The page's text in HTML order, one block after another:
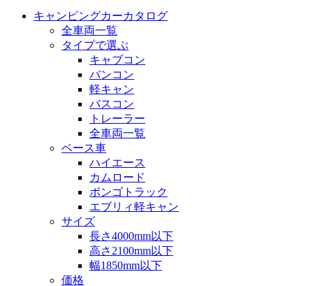
キャンピングカーカタログ
全車両一覧
タイプで選ぶ
キャブコン
バンコン
軽キャン
バスコン
トレーラー
全車両一覧
ベース車
ハイエース
カムロード
ボンゴトラック
エブリィ軽キャン
サイズ
長さ4000mm以下
高さ2100mm以下
幅1850mm以下
価格